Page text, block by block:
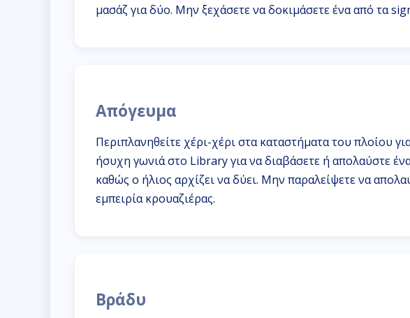
μασάζ για δύο. Μην ξεχάσετε να δοκιμάσετε ένα από τα
Απόγευμα
Περιπλανηθείτε χέρι-χέρι στα καταστήματα του πλοίου
ήσυχη γωνιά στο Library για να διαβάσετε ή απολαύστε
καθώς ο ήλιος αρχίζει να δύει. Μην παραλείψετε να
εμπειρία κρουαζιέρας.
Βράδυ